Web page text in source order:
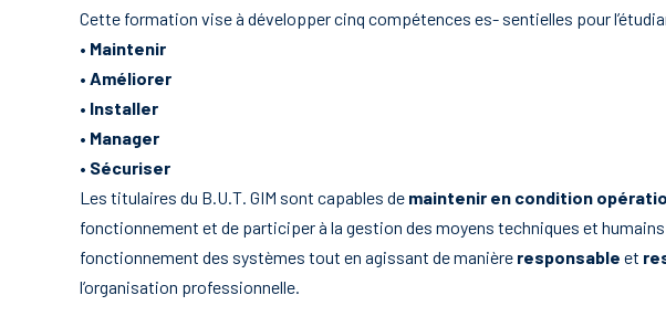
Cette formation vise à développer cinq compétences es- sentielles pour
• Maintenir
• Améliorer
• Installer
• Manager
• Sécuriser
Les titulaires du B.U.T. GIM sont capables de maintenir en condition
fonctionnement et de participer à la gestion des moyens techniques et
fonctionnement des systèmes tout en agissant de manière responsable et
l’organisation professionnelle.